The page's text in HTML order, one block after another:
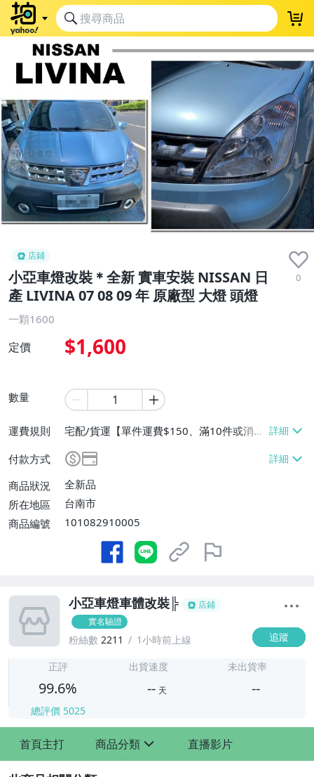
店鋪
小亞車燈改裝＊全新 實車安裝 NISSAN 日
產 LIVINA 07 08 09 年 原廠型 大燈 頭燈
0
一顆1600
定價 $1,600
數量
運費規則
宅配/貨運【單件運費$150、滿10件或消費
【免運費】
付款方式
商品狀況
全新品
所在地區
台南市
商品編號
101082910005
小亞車燈車體改裝╠
店鋪
實名驗證
粉絲數 2211 1小時前上線 追蹤
正評
99.6%
總評價 5025
出貨速度
-- 天
未出貨率
--
首頁主打 商品分類 直播影片